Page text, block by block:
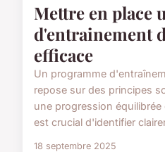
Mettre en place
d'entrainement
efficace
Un programme
repose sur des principes
une progression
est crucial d'identifier
18 septembre 2025